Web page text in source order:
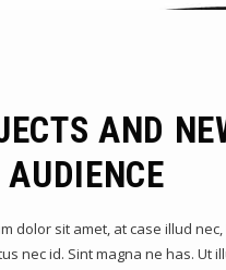
AND
dolor sit amet, at case illud
nec id. Sint magna ne has. Ut